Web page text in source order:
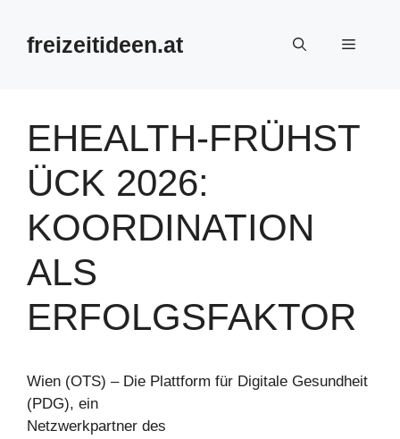
Inhalt
springenfreizeitideen.at Menü
EHEALTH‑FRÜHST
ÜCK 2026:
KOORDINATION
ALS
ERFOLGSFAKTOR
Wien (OTS) – Die Plattform für Digitale Gesundheit
(PDG), ein
Netzwerkpartner des